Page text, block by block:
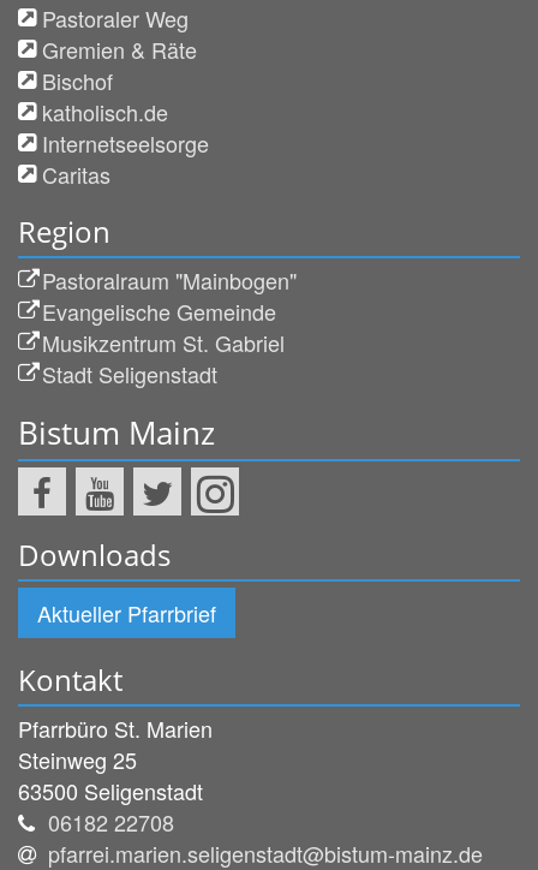
Pastoraler Weg
Gremien & Räte
Bischof
katholisch.de
Internetseelsorge
Caritas
Region
Pastoralraum "Mainbogen"
Evangelische Gemeinde
Musikzentrum St. Gabriel
Stadt Seligenstadt
Bistum Mainz
Downloads
Aktueller Pfarrbrief
Kontakt
Pfarrbüro St. Marien
Steinweg 25
63500 Seligenstadt
06182 22708
pfarrei.marien.seligenstadt@bistum-mainz.de